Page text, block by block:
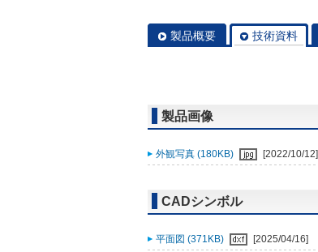
製品概要 技術資料
製品画像
外観写真 (180KB) [2022/10/12]
CADシンボル
平面図 (371KB)
[2025/04/16]